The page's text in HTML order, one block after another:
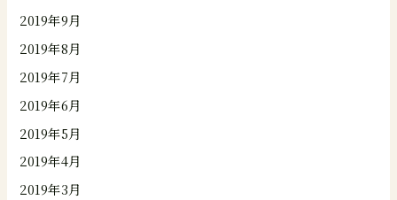
2019年9月
2019年8月
2019年7月
2019年6月
2019年5月
2019年4月
2019年3月